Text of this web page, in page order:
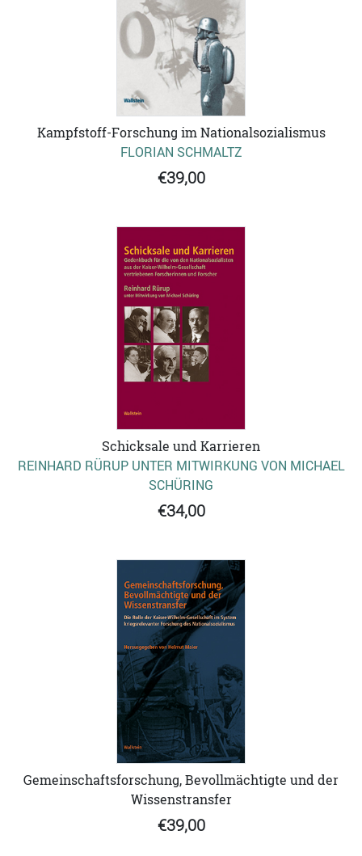
Kampfstoff-Forschung im Nationalsozialismus
FLORIAN SCHMALTZ
€39,00
Schicksale und Karrieren
REINHARD RÜRUP UNTER MITWIRKUNG VON MICHAEL
SCHÜRING
€34,00
Gemeinschaftsforschung, Bevollmächtigte und der
Wissenstransfer
€39,00